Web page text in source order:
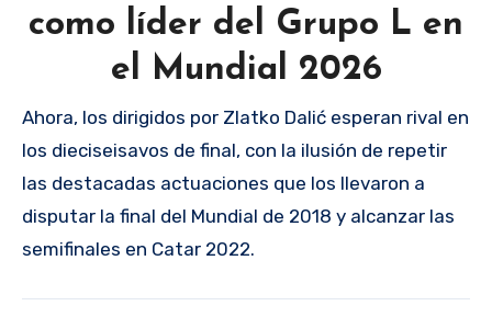
como líder del Grupo L en
el Mundial 2026
Ahora, los dirigidos por Zlatko Dalić esperan rival en
los dieciseisavos de final, con la ilusión de repetir
las destacadas actuaciones que los llevaron a
disputar la final del Mundial de 2018 y alcanzar las
semifinales en Catar 2022.